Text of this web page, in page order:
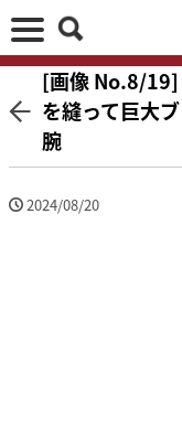
[画像 No.8/19]
を縫って巨大
腕
2024/08/20